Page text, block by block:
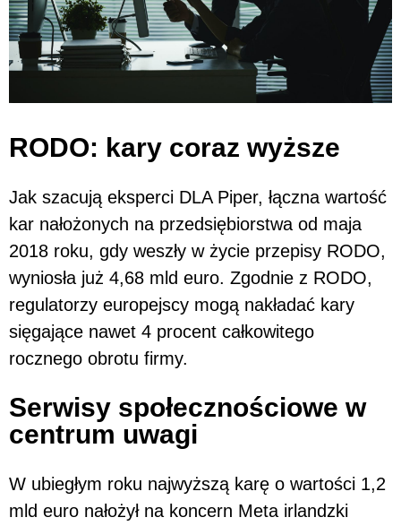
RODO: kary coraz wyższe
Jak szacują eksperci DLA Piper, łączna wartość
kar nałożonych na przedsiębiorstwa od maja
2018 roku, gdy weszły w życie przepisy RODO,
wyniosła już 4,68 mld euro. Zgodnie z RODO,
regulatorzy europejscy mogą nakładać kary
sięgające nawet 4 procent całkowitego
rocznego obrotu firmy.
Serwisy społecznościowe w
centrum uwagi
W ubiegłym roku najwyższą karę o wartości 1,2
mld euro nałożył na koncern Meta irlandzki